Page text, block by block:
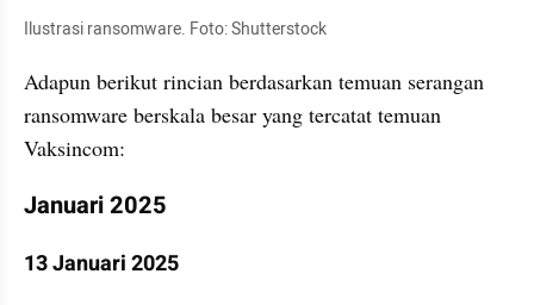
Ilustrasi ransomware. Foto: Shutterstock
Adapun berikut rincian berdasarkan temuan serangan
ransomware berskala besar yang tercatat temuan
Vaksincom:
Januari 2025
13 Januari 2025